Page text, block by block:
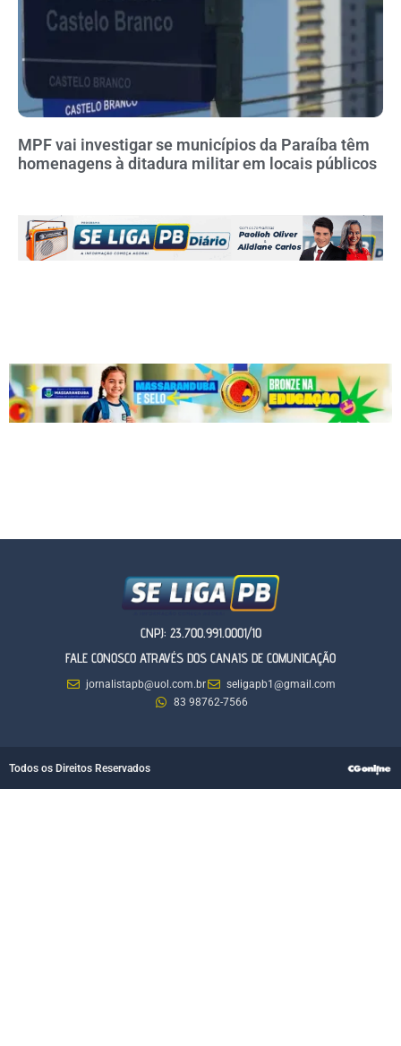
MPF vai investigar se municípios da Paraíba têm
homenagens à ditadura militar em locais públicos
CNPJ: 23.700.991.0001/10
FALE CONOSCO ATRAVÉS DOS CANAIS DE COMUNICAÇÃO
jornalistapb@uol.com.br
seligapb1@gmail.com
83 98762-7566
Todos os Direitos Reservados